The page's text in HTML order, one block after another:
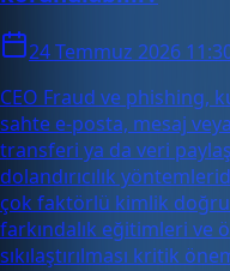
24 Temmuz 2026
CEO Fraud ve phishing,
sahte e-posta, mesaj
transferi ya da veri
dolandırıcılık
çok faktörlü kimlik
farkındalık eğitimleri ve
sıkılaştırılması kritik